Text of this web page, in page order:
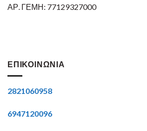
ΑΡ. ΓΕΜΗ: 77129327000
ΕΠΙΚΟΙΝΩΝΙΑ
2821060958
6947120096